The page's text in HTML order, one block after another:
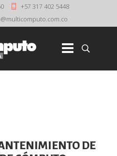
+57 317 402 5448
DE